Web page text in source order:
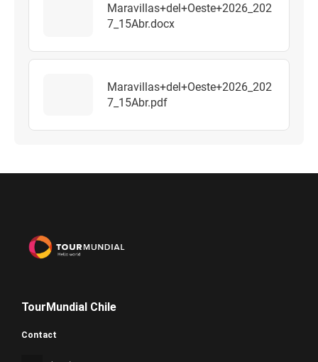
Maravillas+del+Oeste+2026_202
7_15Abr.docx
Maravillas+del+Oeste+2026_202
7_15Abr.pdf
TourMundial Chile
Contact